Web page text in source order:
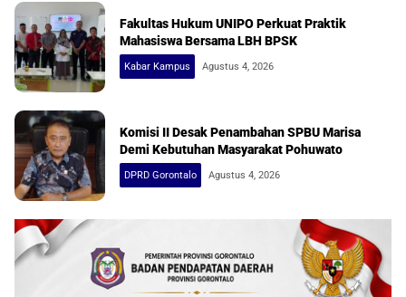
Fakultas Hukum UNIPO Perkuat Praktik
Mahasiswa Bersama LBH BPSK
Kabar Kampus Agustus 4, 2026
Komisi II Desak Penambahan SPBU Marisa
Demi Kebutuhan Masyarakat Pohuwato
DPRD Gorontalo Agustus 4, 2026